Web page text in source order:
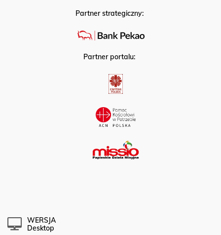
Partner strategiczny:
Partner portalu:
WERSJA
Desktop